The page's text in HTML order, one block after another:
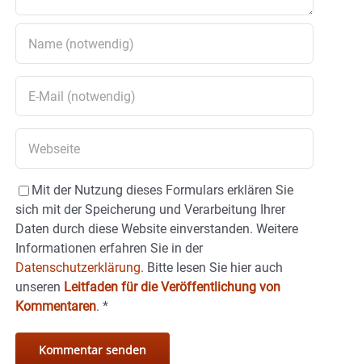
Mit der Nutzung dieses Formulars erklären Sie
sich mit der Speicherung und Verarbeitung Ihrer
Daten durch diese Website einverstanden. Weitere
Informationen erfahren Sie in der
Datenschutzerklärung. Bitte lesen Sie hier auch
unseren Leitfaden für die Veröffentlichung von
Kommentaren. *